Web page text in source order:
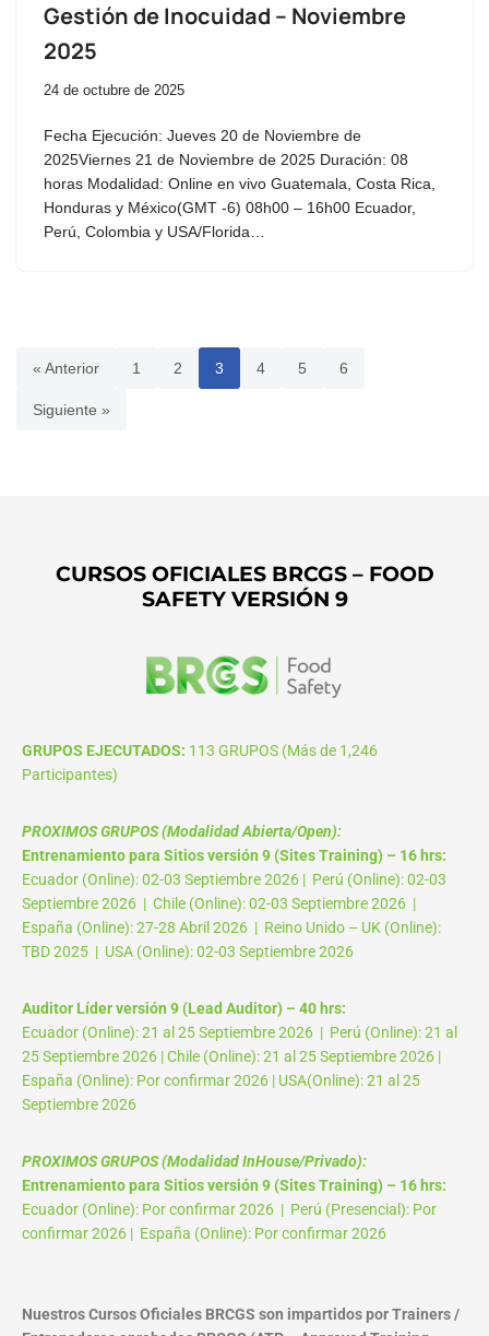
Gestión de Inocuidad – Noviembre
2025
24 de octubre de 2025
Fecha Ejecución: Jueves 20 de Noviembre de
2025Viernes 21 de Noviembre de 2025 Duración: 08
horas Modalidad: Online en vivo Guatemala, Costa Rica,
Honduras y México(GMT -6) 08h00 – 16h00 Ecuador,
Perú, Colombia y USA/Florida…
« Anterior 1 2 3 4 5 6
Siguiente »
CURSOS OFICIALES BRCGS – FOOD
SAFETY VERSIÓN 9
GRUPOS EJECUTADOS: 113 GRUPOS (Más de 1,246
Participantes)
PROXIMOS GRUPOS (Modalidad Abierta/Open):
Entrenamiento para Sitios versión 9 (Sites Training) – 16 hrs:
Ecuador (Online): 02-03 Septiembre 2026 | Perú (Online): 02-03
Septiembre 2026 | Chile (Online): 02-03 Septiembre 2026 |
España (Online): 27-28 Abril 2026 | Reino Unido – UK (Online):
TBD 2025 | USA (Online): 02-03 Septiembre 2026
Auditor Líder versión 9 (Lead Auditor) – 40 hrs:
Ecuador (Online): 21 al 25 Septiembre 2026 | Perú (Online): 21 al
25 Septiembre 2026 | Chile (Online): 21 al 25 Septiembre 2026 |
España (Online): Por confirmar 2026 | USA(Online): 21 al 25
Septiembre 2026
PROXIMOS GRUPOS (Modalidad InHouse/Privado):
Entrenamiento para Sitios versión 9 (Sites Training) – 16 hrs:
Ecuador (Online): Por confirmar 2026 | Perú (Presencial): Por
confirmar 2026 | España (Online): Por confirmar 2026
Nuestros Cursos Oficiales BRCGS son impartidos por Trainers /